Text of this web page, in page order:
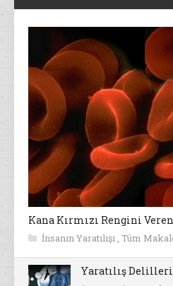
Kana Kırmızı Rengini
İnsanın Yaratılışı , Tüm
Yaratılış